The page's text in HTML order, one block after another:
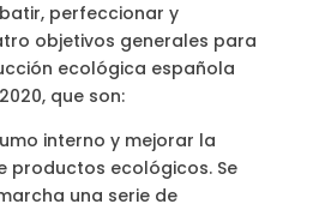
perfeccionar y
objetivos generales para
ecológica española
que son:
interno y mejorar la
productos ecológicos. Se
una serie de